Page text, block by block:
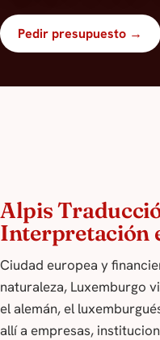
Pedir presupuesto →
Alpis
Interpretación
Ciudad europea y
naturaleza, Luxemburgo
el alemán, el
allí a empresas,